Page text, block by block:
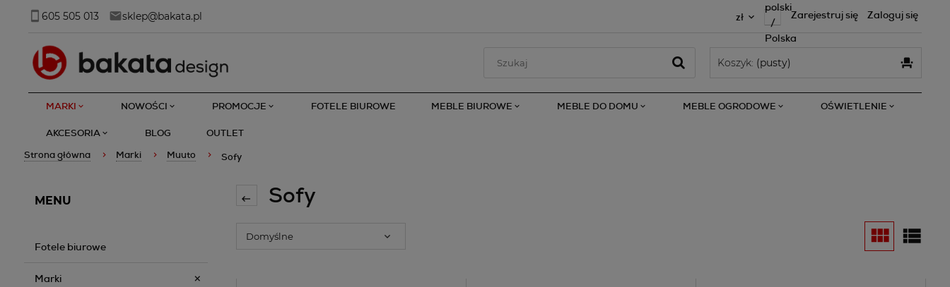
605 505 013 sklep@bakata.pl Zarejestruj się Zaloguj się
Koszyk: (pusty)
MARKI NOWOŚCI PROMOCJE FOTELE BIUROWE MEBLE BIUROWE MEBLE DO DOMU MEBLE OGRODOWE OŚWIETLENIE
AKCESORIA BLOG
OUTLET
Strona główna
Marki Muuto Sofy
MENU
Fotele biurowe
Marki
Sofy